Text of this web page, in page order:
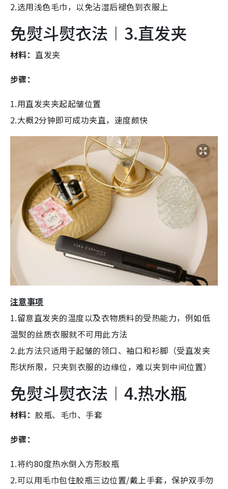
2.选用浅色毛巾，以免沾湿后褪色到衣服上
免熨斗熨衣法︱3.直发夹
材料：直发夹
步骤：
1.用直发夹夹起起皱位置
2.大概2分钟即可成功夹直，速度颇快
注意事项
1.留意直发夹的温度以及衣物质料的受热能力，例如低
温熨的丝质衣服就不可用此方法
2.此方法只适用于起皱的领口、袖口和衫脚（受直发夹
形状所限，只夹到衣服的边缘位，难以夹到中间位置）
免熨斗熨衣法︱4.热水瓶
材料： 胶瓶、毛巾、手套
步骤：
1.将约80度热水倒入方形胶瓶
2.可以用毛巾包住胶瓶三边位置/戴上手套，保护双手勿